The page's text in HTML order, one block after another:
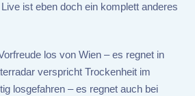
ist eben doch ein komplett anderes
los von Wien – es regnet in
verspricht Trockenheit im
losgefahren – es regnet auch bei